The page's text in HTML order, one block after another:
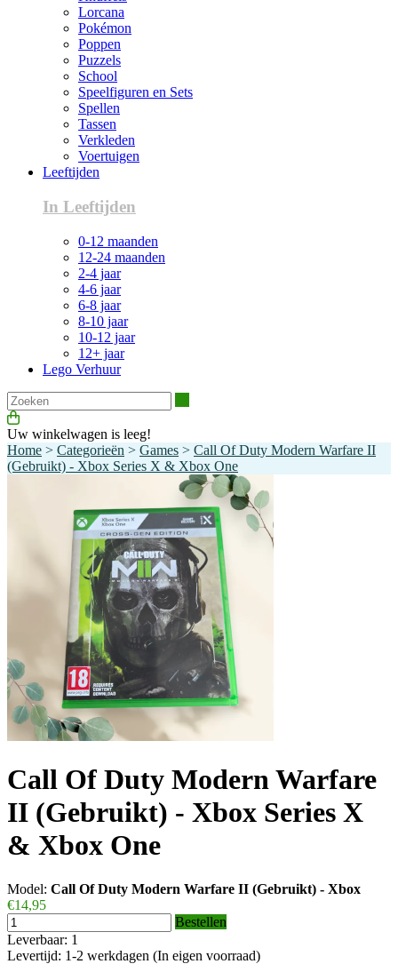
Lorcana
Pokémon
Poppen
Puzzels
School
Speelfiguren en Sets
Spellen
Tassen
Verkleden
Voertuigen
Leeftijden
In Leeftijden
0-12 maanden
12-24 maanden
2-4 jaar
4-6 jaar
6-8 jaar
8-10 jaar
10-12 jaar
12+ jaar
Lego Verhuur
Uw winkelwagen is leeg!
Home > Categorieën > Games > Call Of Duty Modern Warfare II
(Gebruikt) - Xbox Series X & Xbox One
Call Of Duty Modern Warfare
II (Gebruikt) - Xbox Series X
& Xbox One
Model: Call Of Duty Modern Warfare II (Gebruikt) - Xbox
€14,95
Bestellen
Leverbaar: 1
Levertijd: 1-2 werkdagen (In eigen voorraad)